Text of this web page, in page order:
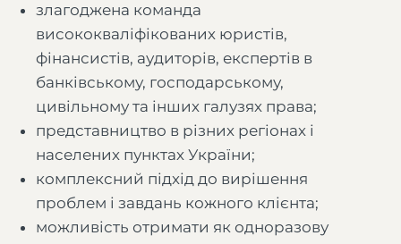
злагоджена команда
висококваліфікованих юристів,
фінансистів, аудиторів, експертів в
банківському, господарському,
цивільному та інших галузях права;
представництво в різних регіонах і
населених пунктах України;
комплексний підхід до вирішення
проблем і завдань кожного клієнта;
можливість отримати як одноразову